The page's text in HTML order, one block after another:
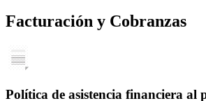
Facturación y Cobranzas
Política de asistencia financiera al